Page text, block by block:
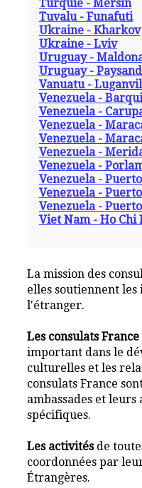
Turquie - Mersin
Tuvalu - Funafuti
Ukraine - Kharkov
Ukraine - Lviv
Uruguay -
Uruguay -
Vanuatu -
Venezuela -
Venezuela -
Venezuela -
Venezuela -
Venezuela -
Venezuela -
Venezuela -
Venezuela -
Venezuela -
Viet Nam - Ho Chi
La mission des
elles soutiennent
l'étranger.
Les consulats France
important dans le
culturelles et les
consulats France
ambassades et
spécifiques.
Les activitésde
coordonnées par
Étrangères.